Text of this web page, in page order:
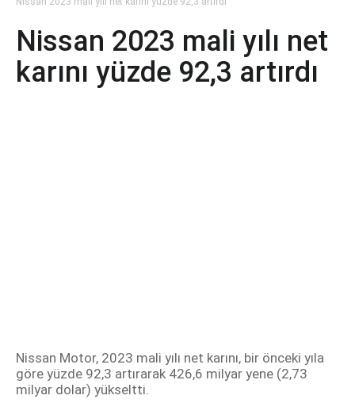
Nissan 2023 mali yılı net
karını yüzde 92,3 artırdı
Nissan Motor, 2023 mali yılı net karını, bir önceki yıla
göre yüzde 92,3 artırarak 426,6 milyar yene (2,73
milyar dolar) yükseltti.